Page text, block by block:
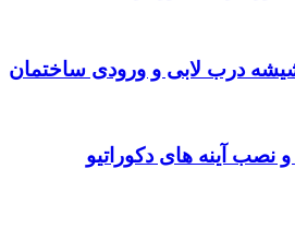
درب لابی و ورودی ساختمان
آینه های دکوراتیو